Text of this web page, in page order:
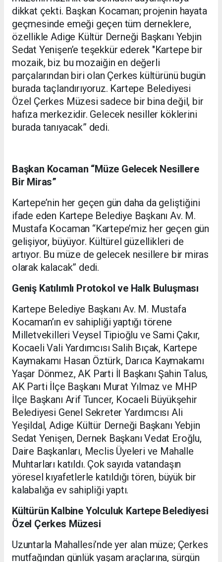
dikkat çekti. Başkan Kocaman; projenin hayata
geçmesinde emeği geçen tüm derneklere,
özellikle Adige Kültür Derneği Başkanı Yebjin
Sedat Yenişen’e teşekkür ederek "Kartepe bir
mozaik, biz bu mozaiğin en değerli
parçalarından biri olan Çerkes kültürünü bugün
burada taçlandırıyoruz. Kartepe Belediyesi
Özel Çerkes Müzesi sadece bir bina değil, bir
hafıza merkezidir. Gelecek nesiller köklerini
burada tanıyacak” dedi.
Başkan Kocaman “Müze Gelecek Nesillere
Bir Miras”
Kartepe’nin her geçen gün daha da geliştiğini
ifade eden Kartepe Belediye Başkanı Av. M.
Mustafa Kocaman “Kartepe’miz her geçen gün
gelişiyor, büyüyor. Kültürel güzellikleri de
artıyor. Bu müze de gelecek nesillere bir miras
olarak kalacak” dedi.
Geniş Katılımlı Protokol ve Halk Buluşması
Kartepe Belediye Başkanı Av. M. Mustafa
Kocaman’ın ev sahipliği yaptığı törene
Milletvekilleri Veysel Tipioğlu ve Sami Çakır,
Kocaeli Vali Yardımcısı Salih Bıçak, Kartepe
Kaymakamı Hasan Öztürk, Darıca Kaymakamı
Yaşar Dönmez, AK Parti İl Başkanı Şahin Talus,
AK Parti İlçe Başkanı Murat Yılmaz ve MHP
İlçe Başkanı Arif Tuncer, Kocaeli Büyükşehir
Belediyesi Genel Sekreter Yardımcısı Ali
Yeşildal, Adige Kültür Derneği Başkanı Yebjin
Sedat Yenişen, Dernek Başkanı Vedat Eroğlu,
Daire Başkanları, Meclis Üyeleri ve Mahalle
Muhtarları katıldı. Çok sayıda vatandaşın
yöresel kıyafetlerle katıldığı tören, büyük bir
kalabalığa ev sahipliği yaptı.
Kültürün Kalbine Yolculuk Kartepe Belediyesi
Özel Çerkes Müzesi
Uzuntarla Mahallesi’nde yer alan müze; Çerkes
mutfağından günlük yaşam araçlarına, sürgün